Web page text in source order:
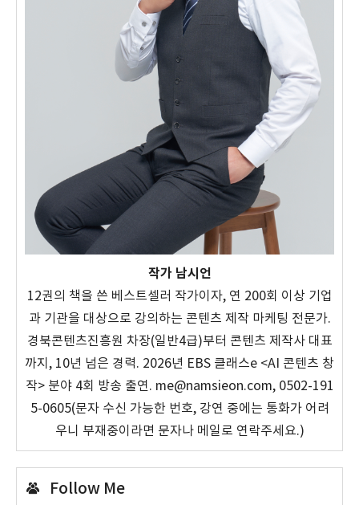
작가 남시언
12권의 책을 쓴 베스트셀러 작가이자, 연 200회 이상 기업
과 기관을 대상으로 강의하는 콘텐츠 제작 마케팅 전문가.
경북콘텐츠진흥원 차장(일반4급)부터 콘텐츠 제작사 대표
까지, 10년 넘은 경력. 2026년 EBS 클래스e <AI 콘텐츠 창
작> 분야 4회 방송 출연. me@namsieon.com, 0502-191
5-0605(문자 수신 가능한 번호, 강연 중에는 통화가 어려
우니 부재중이라면 문자나 메일로 연락주세요.)
Follow Me